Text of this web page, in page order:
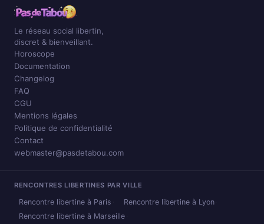
Le réseau social libertin,
discret & bienveillant.
Horoscope
Documentation
Changelog
FAQ
CGU
Mentions légales
Politique de confidentialité
Contact
webmaster@pasdetabou.com
RENCONTRES LIBERTINES PAR VILLE
Rencontre libertine à Paris
Rencontre libertine à Lyon
Rencontre libertine à Marseille